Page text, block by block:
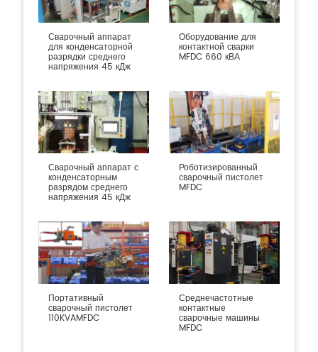
Сварочный аппарат
для конденсаторной
разрядки среднего
напряжения 45 кДж
Оборудование для
контактной сварки
MFDC 660 кВА
Сварочный аппарат с
конденсаторным
разрядом среднего
напряжения 45 кДж
Роботизированный
сварочный пистолет
MFDC
Портативный
сварочный пистолет
110KVAMFDC
Среднечастотные
контактные
сварочные машины
MFDC